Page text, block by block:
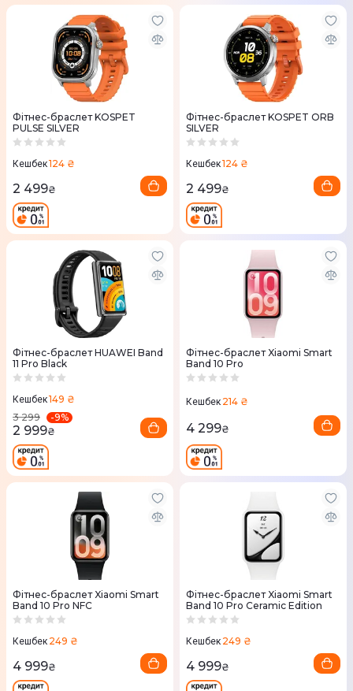
Фітнес-браслет KOSPET
PULSE SILVER
Кешбек124 ₴
2 499₴
Фітнес-браслет KOSPET ORB
SILVER
Кешбек124 ₴
2 499₴
Фітнес-браслет HUAWEI Band
11 Pro Black
Кешбек149 ₴
3 299
-9%
2 999₴
Фітнес-браслет Xiaomi Smart
Band 10 Pro
Кешбек 214 ₴
4 299₴
Фітнес-браслет Xiaomi Smart
Band 10 Pro NFC
Кешбек 249 ₴
4 999₴
Фітнес-браслет Xiaomi Smart
Band 10 Pro Ceramic Edition
Кешбек 249 ₴
4 999₴